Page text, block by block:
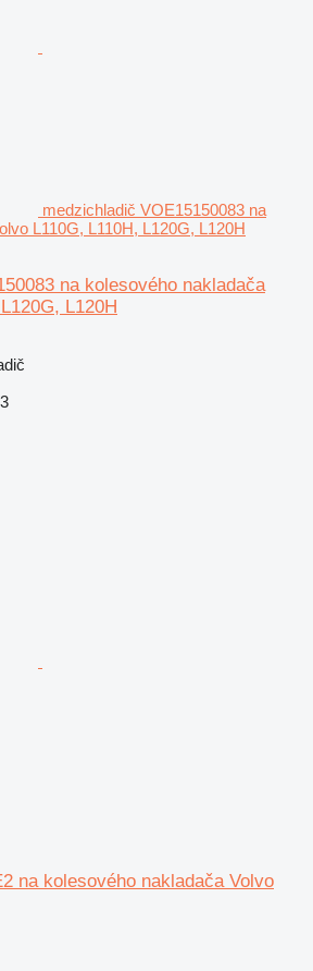
medzichladič VOE15150083 na
L110G, L110H, L120G, L120H
na kolesového nakladača
L120H
na kolesového nakladača Volvo